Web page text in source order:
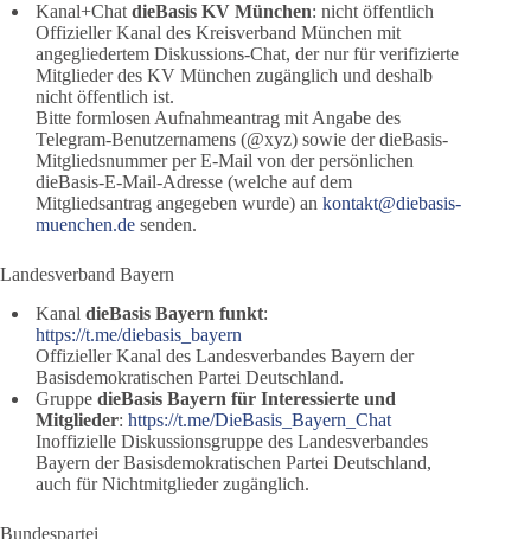
Kanal+ChatdieBasis KV München: nicht öffentlich
Offizieller Kanal des Kreisverband München mit
angegliedertem Diskussions-Chat, der nur für verifizierte
Mitglieder des KV München zugänglich und deshalb
nicht öffentlich ist.
Bitte formlosen Aufnahmeantrag mit Angabe des
Telegram-Benutzernamens (@xyz) sowie der dieBasis-
Mitgliedsnummer per E-Mail von der persönlichen
dieBasis-E-Mail-Adresse (welche auf dem
Mitgliedsantrag angegeben wurde) ankontakt@diebasis-
muenchen.de senden.
Landesverband Bayern
KanaldieBasis Bayern funkt:
https://t.me/diebasis_bayern
Offizieller Kanal des Landesverbandes Bayern der
Basisdemokratischen Partei Deutschland.
GruppedieBasis Bayern für Interessierte und
Mitglieder:https://t.me/DieBasis_Bayern_Chat
Inoffizielle Diskussionsgruppe des Landesverbandes
Bayern der Basisdemokratischen Partei Deutschland,
auch für Nichtmitglieder zugänglich.
Bundespartei